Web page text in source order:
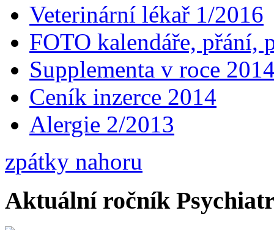
Veterinární lékař 1/2016
FOTO kalendáře, přání,
Supplementa v roce
Ceník inzerce 2014
Alergie 2/2013
zpátky nahoru
Aktuální ročník